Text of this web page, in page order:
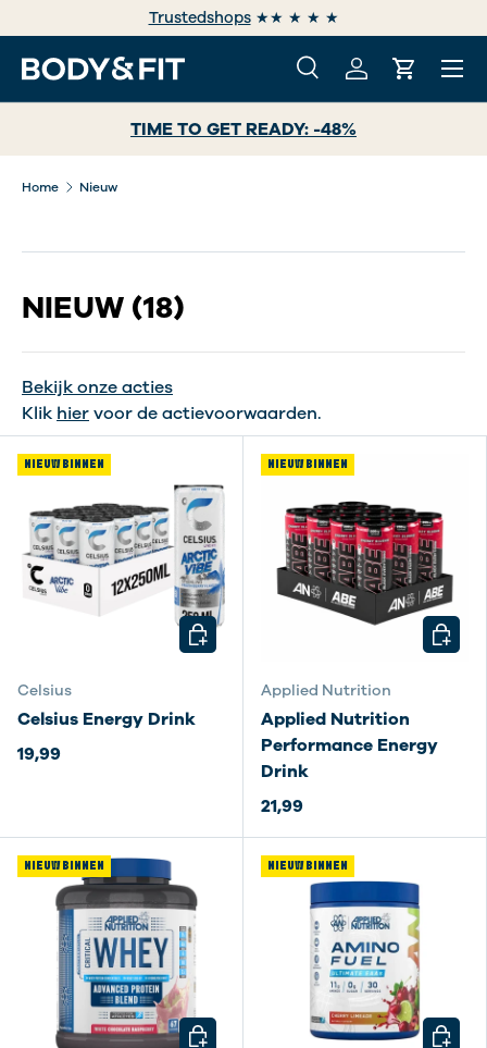
GA NAAR INHOUD
Trustedshops★★ ★ ★ ★
Zoeken
ZoekenInloggen
Menu
TIME TO GET READY: -48%
Home Nieuw
NIEUW (18)
Bekijk onze acties
Klik hiervoor de actievoorwaarden.
NIEUW BINNEN
Celsius
Celsius Energy Drink
19,99
KIES MOGELIJKHEDEN
NIEUW BINNEN
Applied Nutrition
Applied Nutrition
Performance Energy
Drink
21,99
KIES
NIEUW BINNEN
KIES MOGELIJKHEDEN
NIEUW BINNEN
KIES